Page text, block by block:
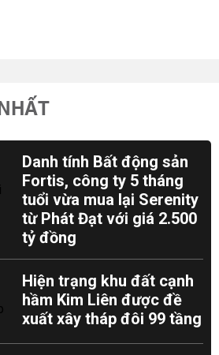
Danh tính Bất động sản
Fortis, công ty 5 tháng
tuổi vừa mua lại Serenity
từ Phát Đạt với giá 2.500
tỷ đồng
Hiện trạng khu đất cạnh
hầm Kim Liên được đề
xuất xây tháp đôi 99 tầng